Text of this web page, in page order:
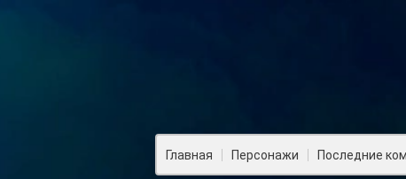
Главная Персонажи Последние